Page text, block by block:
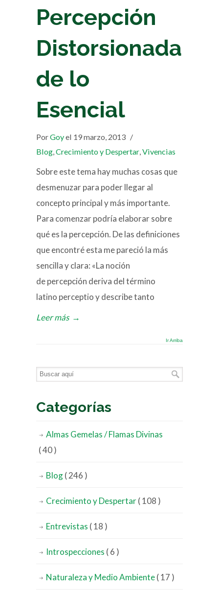
Percepción
Distorsionada
de lo
Esencial
PorGoyel 19 marzo, 2013 /
Blog Crecimiento y Despertar Vivencias
Sobre este tema hay muchas cosas que
desmenuzar para poder llegar al
concepto principal y más importante.
Para comenzar podría elaborar sobre
qué es la percepción. De las definiciones
que encontré esta me pareció la más
sencilla y clara: «La noción
de percepción deriva del término
latino perceptio y describe tanto
Leer más →
Ir Arriba
Categorías
Almas Gemelas / Flamas Divinas
( 40 )
Blog( 246 )
Crecimiento y Despertar( 108 )
Entrevistas ( 18 )
Introspecciones ( 6 )
Naturaleza y Medio Ambiente( 17 )